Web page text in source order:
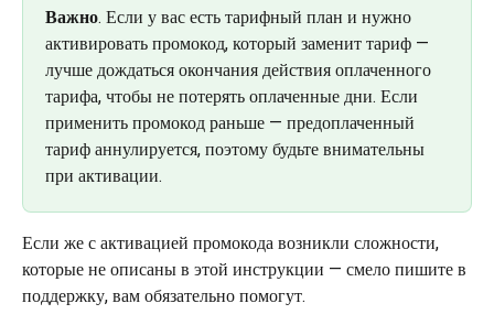
Важно. Если у вас есть тарифный план и нужно
активировать промокод, который заменит тариф —
лучше дождаться окончания действия оплаченного
тарифа, чтобы не потерять оплаченные дни. Если
применить промокод раньше — предоплаченный
тариф аннулируется, поэтому будьте внимательны
при активации.
Если же с активацией промокода возникли сложности,
которые не описаны в этой инструкции — смело пишите в
поддержку, вам обязательно помогут.